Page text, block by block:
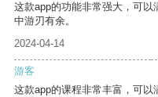
这款app的功能非常强大，可
中游刃有余。
2024-04-14
游客
这款app的课程非常丰富，可以